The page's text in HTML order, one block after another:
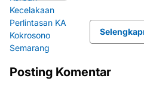
Posting Komentar